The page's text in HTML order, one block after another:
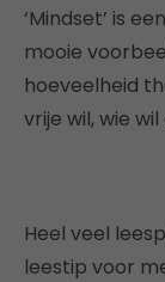
‘Mindset’ is
mooie
hoeveelheid
vrije wil, wie
Heel veel
leestip voor